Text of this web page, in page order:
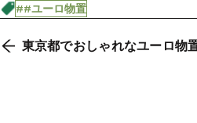
##ユーロ物置
東京都でおしゃれなユーロ物